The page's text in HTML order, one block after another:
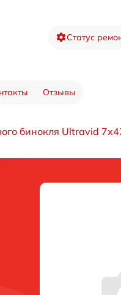
Статус
Отзывы
бинокля Ultravid